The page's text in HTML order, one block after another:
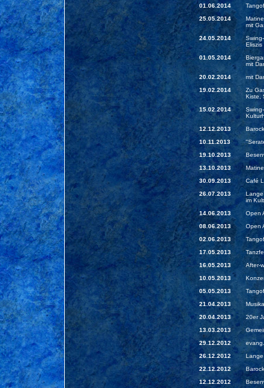
01.06.2014
25.05.2014
mit
24.05.2014
01.05.2014
mit
20.02.2014
mit
19.02.2014
Zu
Kiste,
15.02.2014
12.12.2013
10.11.2013
19.10.2013
13.10.2013
30.09.2013
Café
26.07.2013
Lange
im
14.06.2013
Open
08.06.2013
Open
02.06.2013
17.05.2013
16.05.2013
After-
10.05.2013
05.05.2013
21.04.2013
20.04.2013
20er
13.03.2013
29.12.2012
26.12.2012
Lange
22.12.2012
12.12.2012